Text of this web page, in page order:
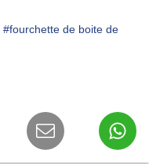
#fourchette de boite de